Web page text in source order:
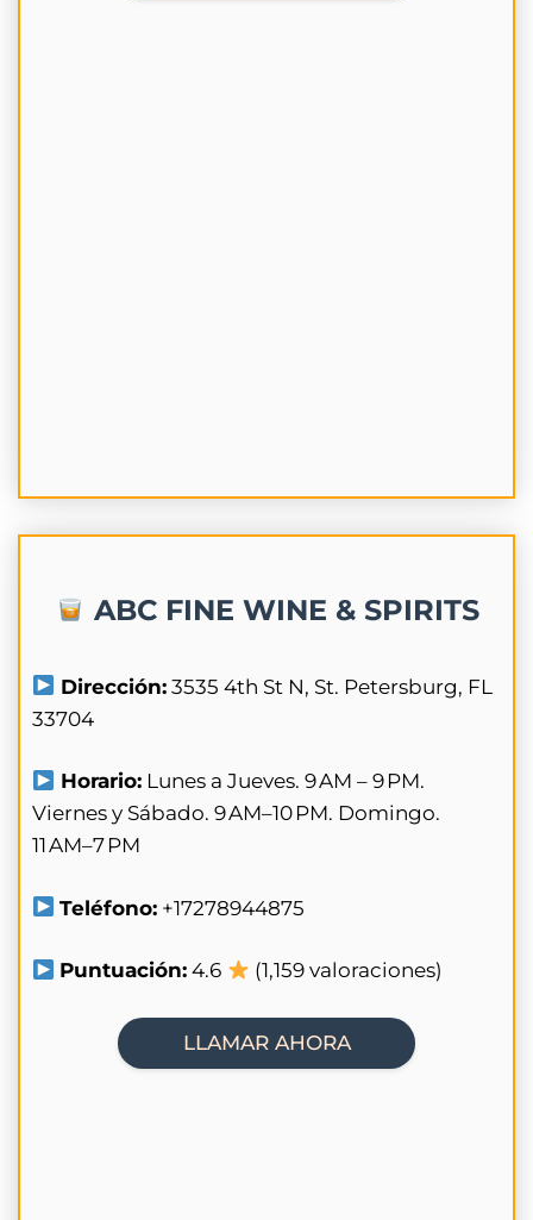
ABC FINE WINE & SPIRITS
Dirección: 3535 4th St N, St. Petersburg, FL
33704
Horario: Lunes a Jueves. 9 AM – 9 PM.
Viernes y Sábado. 9 AM–10 PM. Domingo.
11 AM–7 PM
Teléfono: +17278944875
Puntuación: 4.6 (1,159 valoraciones)
LLAMAR AHORA